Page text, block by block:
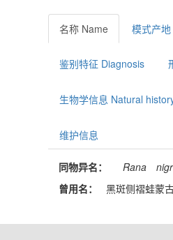
名称 Name 模式产
鉴别特征 Diagnosis
生物学信息 Natural
维护信息
同物异名： Rana
曾用名：
黑斑侧褶蛙蒙